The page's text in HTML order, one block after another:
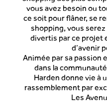
vous avez besoin ou
ce soit pour flâner, se
shopping, vous
divertis par ce projet
d’avenir
Animée par sa passion
dans la
Harden donne vie à
rassemblement par
Les